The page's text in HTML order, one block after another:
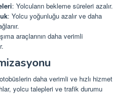
: Yolcuların bekleme süreleri azalır.
: Yolcu yoğunluğu azalır ve daha
araçlarının daha verimli
daha verimli ve hızlı hizmet
yolcu talepleri ve trafik durumu